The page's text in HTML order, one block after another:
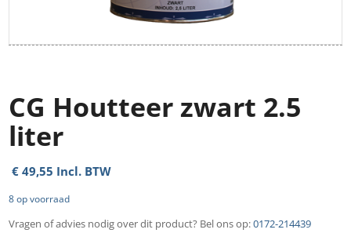
CG Houtteer zwart 2.5
liter
€ 49,55 Incl. BTW
8 op voorraad
Vragen of advies nodig over dit product? Bel ons op:0172-214439